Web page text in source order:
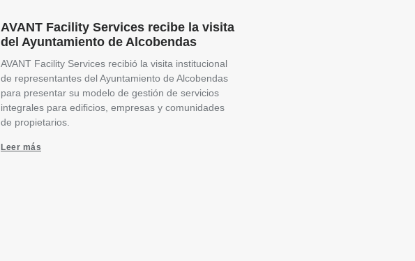
AVANT Facility Services recibe la visita
del Ayuntamiento de Alcobendas
AVANT Facility Services recibió la visita institucional
de representantes del Ayuntamiento de Alcobendas
para presentar su modelo de gestión de servicios
integrales para edificios, empresas y comunidades
de propietarios.
Leer más